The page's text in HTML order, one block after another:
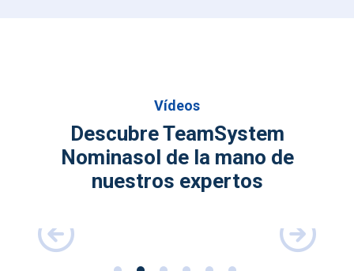
Vídeos
Descubre TeamSystem
Nominasol de la mano de
nuestros expertos